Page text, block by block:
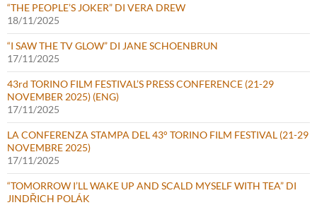
“THE PEOPLE’S JOKER” DI VERA DREW
18/11/2025
“I SAW THE TV GLOW” DI JANE SCHOENBRUN
17/11/2025
43rd TORINO FILM FESTIVAL’S PRESS CONFERENCE (21-29
NOVEMBER 2025) (ENG)
17/11/2025
LA CONFERENZA STAMPA DEL 43° TORINO FILM FESTIVAL (21-29
NOVEMBRE 2025)
17/11/2025
“TOMORROW I’LL WAKE UP AND SCALD MYSELF WITH TEA” DI
JINDŘICH POLÁK